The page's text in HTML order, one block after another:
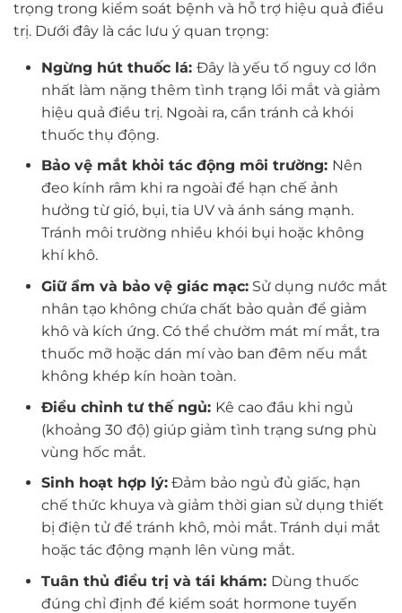
trọng trong kiểm soát bệnh và hỗ trợ hiệu quả điều
trị. Dưới đây là các lưu ý quan trọng:
Ngừng hút thuốc lá: Đây là yếu tố nguy cơ lớn
nhất làm nặng thêm tình trạng lồi mắt và giảm
hiệu quả điều trị. Ngoài ra, cần tránh cả khói
thuốc thụ động.
Bảo vệ mắt khỏi tác động môi trường: Nên
đeo kính râm khi ra ngoài để hạn chế ảnh
hưởng từ gió, bụi, tia UV và ánh sáng mạnh.
Tránh môi trường nhiều khói bụi hoặc không
khí khô.
Giữ ẩm và bảo vệ giác mạc:Sử dụng nước mắt
nhân tạo không chứa chất bảo quản để giảm
khô và kích ứng. Có thể chườm mát mí mắt, tra
thuốc mỡ hoặc dán mí vào ban đêm nếu mắt
không khép kín hoàn toàn.
Điều chỉnh tư thế ngủ: Kê cao đầu khi ngủ
(khoảng 30 độ) giúp giảm tình trạng sưng phù
vùng hốc mắt.
Sinh hoạt hợp lý:Đảm bảo ngủ đủ giấc, hạn
chế thức khuya và giảm thời gian sử dụng thiết
bị điện tử để tránh khô, mỏi mắt. Tránh dụi mắt
hoặc tác động mạnh lên vùng mắt.
Tuân thủ điều trị và tái khám: Dùng thuốc
đúng chỉ định để kiểm soát hormone tuyến